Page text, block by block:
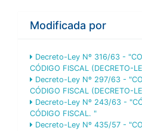
Modificada por
Decreto-Ley Nº 316/63 -
CÓDIGO FISCAL (DECRETO-
Decreto-Ley Nº 297/63 -
CÓDIGO FISCAL (DECRETO-
Decreto-Ley Nº 243/63 -
CÓDIGO FISCAL. "
Decreto-Ley Nº 435/57 -